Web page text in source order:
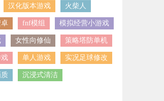
汉化版本游戏 火柴人
fnf模组 模拟经营小游戏
女性向修仙 策略塔防单机
单人游戏 实况足球修改
沉浸式清洁